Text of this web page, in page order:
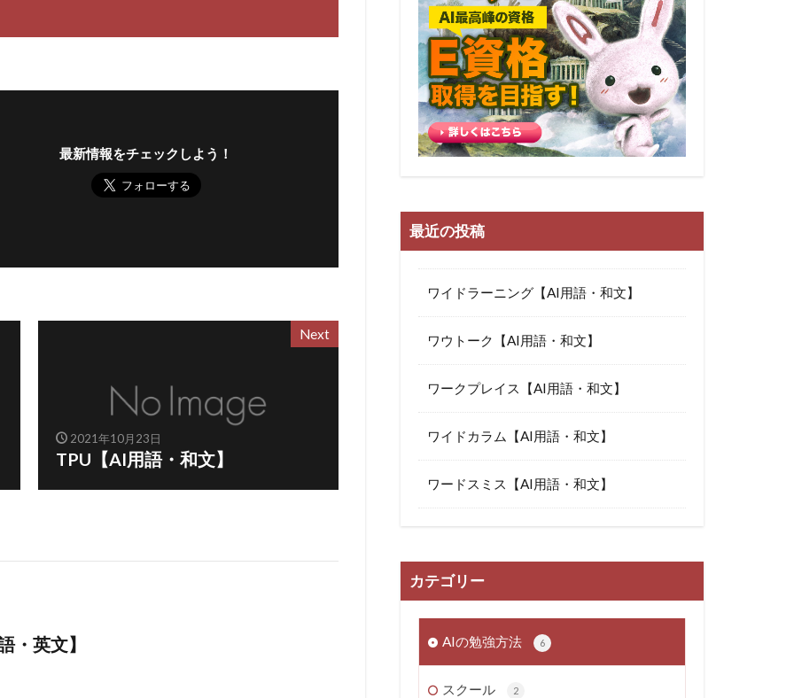
最新情報をチェックしよう！
Next
2021年10月23日
TPU【AI用語・和文】
・英文】
最近の投稿
ワイドラーニング【AI用語・和文】
ワウトーク【AI用語・和文】
ワークプレイス【AI用語・和文】
ワイドカラム【AI用語・和文】
ワードスミス【AI用語・和文】
カテゴリー
AIの勉強方法 6
スクール 2